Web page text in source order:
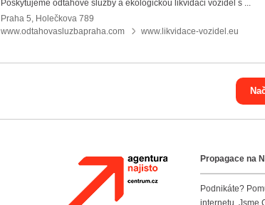
Poskytujeme odtahové služby a ekologickou likvidaci vozidel s ...
Praha 5, Holečkova 789
www.odtahovasluzbapraha.com
www.likvidace-vozidel.eu
Agentura Najisto
Propagace na
Podnikáte?
internetu. Jsme